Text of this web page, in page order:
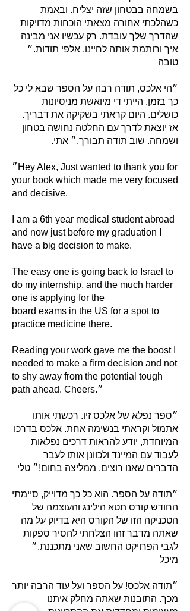
בשמחה בבטחון שזה יצליח. ובאמת
כשהלכתי אחורה מצאתי הוכחות מדויקות
שהדרך שלך עובדת. רק עכשיו אני מבינה
איך ורותמת אותה לחיינו. אלפי תודות.״
טובה
״הי אלכס, תודה רבה על הספר שבא לי כל
כך בזמן. הייתי די מיואשת מניסיונות
כושלים. היום קראתי בשקיקה את דבריך.
אז יוצאת לדרך עם החלטה נחושה בטחון
ושמחה. שוב תודה תבורך.״ אתי.
״Hey Alex, Just wanted to thank you for
your book which made me very focused
and decisive.
I am a 6th year medical student abroad
and now just before my graduation I
have a big decision to make.
The easy one is going back to Israel to
do my internship, and the much harder
one is applying for the
board exams in the US for a spot to
practice medicine there.
Reading your work gave me the boost I
needed to make a firm decision and not
to shy away from the potential tough
path ahead. Cheers.״
״ספר נפלא של אלכס זיו. רכשתי אותו
אתמול וקראתי בנשימה אחת. אלכס בדרכו
המיוחדת, יודע להראות דרכים נפלאות
לעבוד עם המיינד ולכוונן אותו לעבר
הדברים שאנו רוצים. ממליצה בחום!״ טלי
״תודה על הספר. הוא כל כך מדוייק, סיימתי
החודש קורס תטא הילינג והעוצמה של
הטכניקה הזו של הקורס היא בדיוק על מה
שאתה מדבר זהו הצלחתי להסיר ספקות
לגבי הפרויקט החשוב שאני מתכננת.״
מיכל
״תודה אלכס! על הספר ועל עוד הרבה יותר
מכך. התובנות שאתה מחלק איתנו